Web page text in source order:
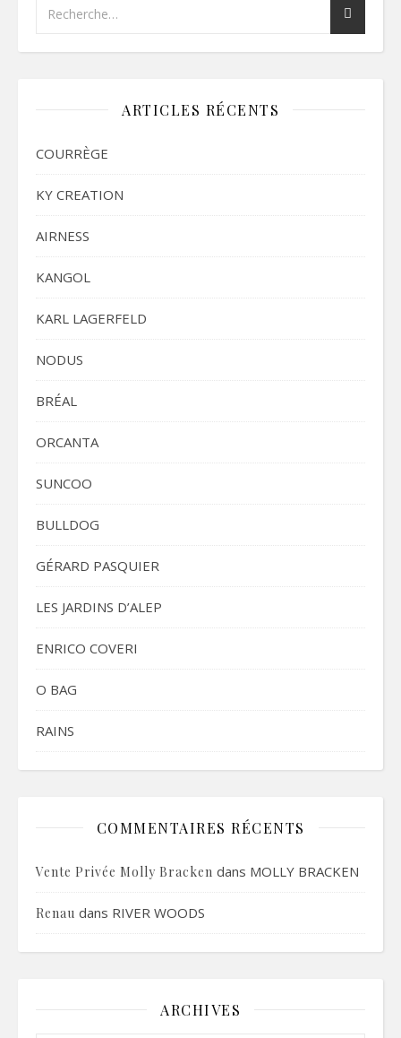
ARTICLES RÉCENTS
COURRÈGE
KY CREATION
AIRNESS
KANGOL
KARL LAGERFELD
NODUS
BRÉAL
ORCANTA
SUNCOO
BULLDOG
GÉRARD PASQUIER
LES JARDINS D’ALEP
ENRICO COVERI
O BAG
RAINS
COMMENTAIRES RÉCENTS
Vente Privée Molly Bracken dans MOLLY BRACKEN
Renau dans RIVER WOODS
ARCHIVES